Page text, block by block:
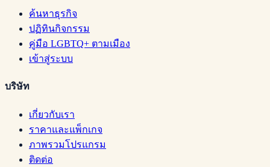
ค้นหาธุรกิจ
ปฏิทินกิจกรรม
คู่มือ LGBTQ+ ตามเมือง
เข้าสู่ระบบ
บริษัท
เกี่ยวกับเรา
ราคาและแพ็กเกจ
ภาพรวมโปรแกรม
ติดต่อ